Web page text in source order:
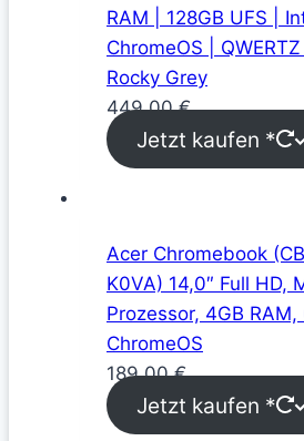
RAM | 128GB UFS |
ChromeOS | QWERTZ
Rocky Grey
449,00€
Jetzt kaufen *
Acer Chromebook
K0VA) 14,0″ Full HD,
Prozessor, 4GB
ChromeOS
189,00€
Jetzt kaufen *